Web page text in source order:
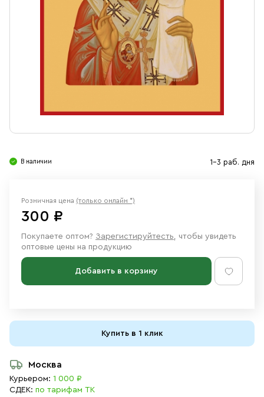
Ювелирные изделия
В наличии 1-3 раб. дня
Розничная цена (только онлайн *)
300 ₽
Покупаете оптом? Зарегистируйтесть, чтобы увидеть
оптовые цены на продукцию
Добавить в корзину
Купить в 1 клик
Москва
Курьером: 1 000 ₽
СДЕК: по тарифам ТК